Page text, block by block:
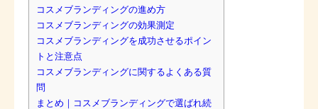
コスメブランディングの進め方
コスメブランディングの効果測定
コスメブランディングを成功させるポイン
トと注意点
コスメブランディングに関するよくある質
問
まとめ｜コスメブランディングで選ばれ続